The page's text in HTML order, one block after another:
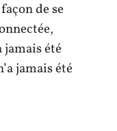
de se
jamais été
jamais été